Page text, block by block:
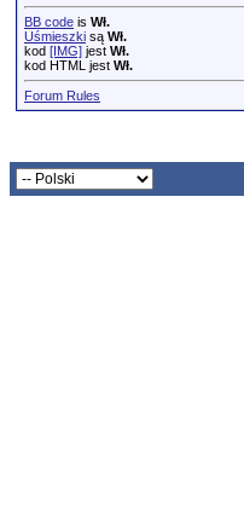
BB code is Wł.
Uśmieszki są Wł.
kod [IMG] jest Wł.
kod HTML jest Wł.
Forum Rules